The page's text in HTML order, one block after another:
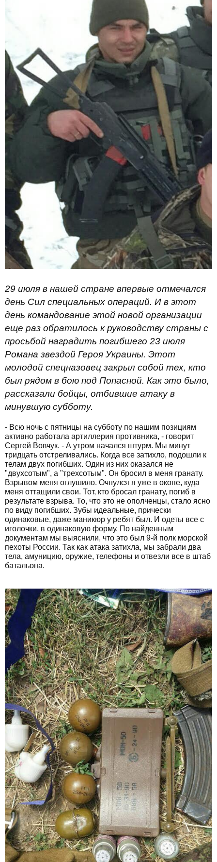
29 июля в нашей стране впервые отмечался
день Сил специальных операций. И в этот
день командование этой новой организации
еще раз обратилось к руководству страны с
просьбой наградить погибшего 23 июля
Романа звездой Героя Украины. Этот
молодой спецназовец закрыл собой тех, кто
был рядом в бою под Попасной. Как это было,
рассказали бойцы, отбившие атаку в
минувшую субботу.
- Всю ночь с пятницы на субботу по нашим позициям
активно работала артиллерия противника, - говорит
Сергей Вовчук. - А утром начался штурм. Мы минут
тридцать отстреливались. Когда все затихло, подошли к
телам двух погибших. Один из них оказался не
"двухсотым", а "трехсотым". Он бросил в меня гранату.
Взрывом меня оглушило. Очнулся я уже в окопе, куда
меня оттащили свои. Тот, кто бросал гранату, погиб в
результате взрыва. То, что это не ополченцы, стало ясно
по виду погибших. Зубы идеальные, прически
одинаковые, даже маникюр у ребят был. И одеты все с
иголочки, в одинаковую форму. По найденным
документам мы выяснили, что это был 9-й полк морской
пехоты России. Так как атака затихла, мы забрали два
тела, амуницию, оружие, телефоны и отвезли все в штаб
батальона.